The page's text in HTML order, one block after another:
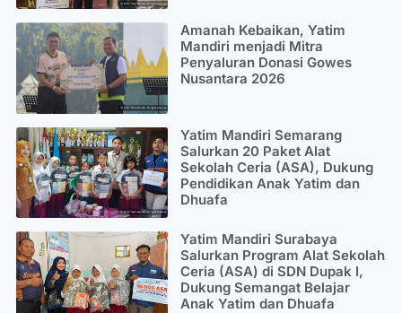
Amanah Kebaikan, Yatim
Mandiri menjadi Mitra
Penyaluran Donasi Gowes
Nusantara 2026
Yatim Mandiri Semarang
Salurkan 20 Paket Alat
Sekolah Ceria (ASA), Dukung
Pendidikan Anak Yatim dan
Dhuafa
Yatim Mandiri Surabaya
Salurkan Program Alat Sekolah
Ceria (ASA) di SDN Dupak I,
Dukung Semangat Belajar
Anak Yatim dan Dhuafa